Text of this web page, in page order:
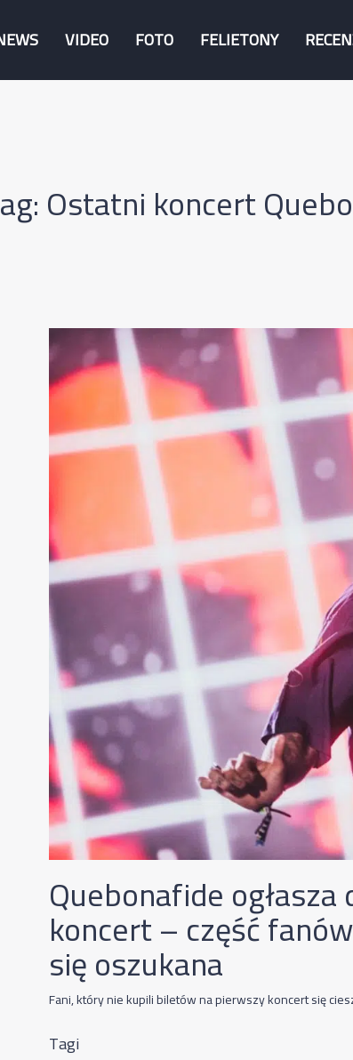
VIDEO FOTO FELIETONY
Ostatni koncert
Quebonafide
koncert – część
się oszukana
Fani, który nie kupili biletów na pierwszy koncert się
Tagi